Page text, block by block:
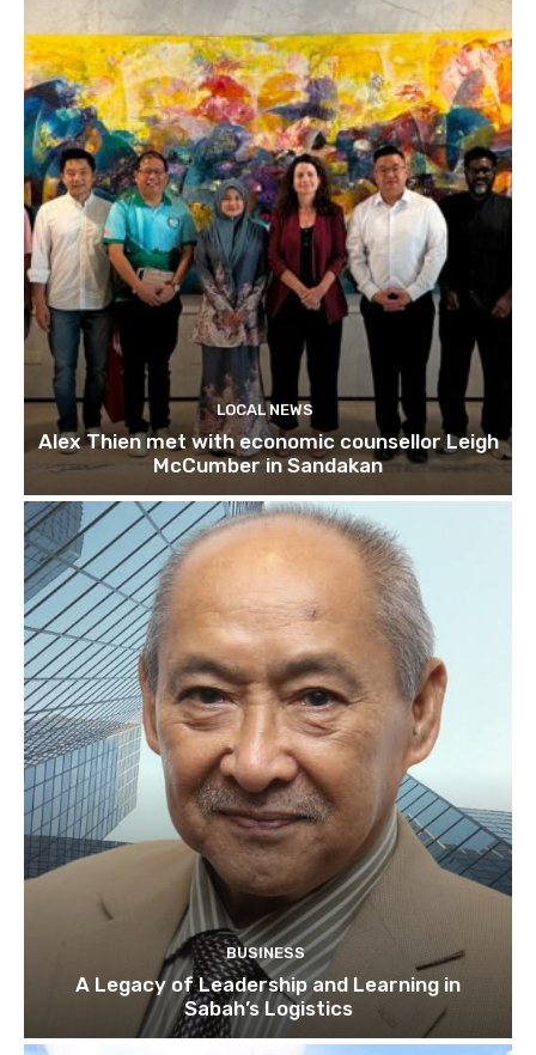
LOCAL NEWS
Alex Thien met with economic counsellor Leigh
McCumber in Sandakan
BUSINESS
A Legacy of Leadership and Learning in
Sabah’s Logistics